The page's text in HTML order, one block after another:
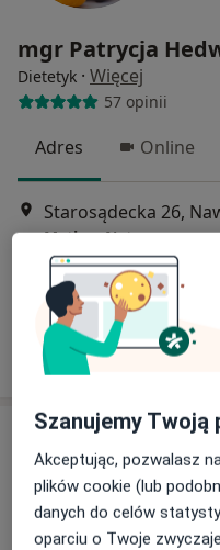
mgr Patrycja
Dietetyk · Więcej
57 opinii
Adres Online
Starosądecka 26,
Matka__Natura
Konsultacja
Poproś o wizytę
Szanujemy Twoją
Akceptując, pozwalasz
plików cookie (lub
danych do celów
oparciu o Twoje